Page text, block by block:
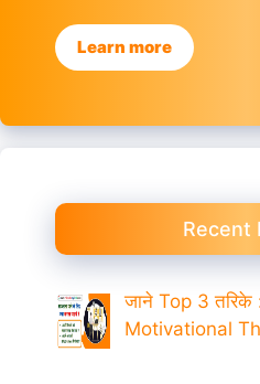
Learn more
Recent
जाने Top 3
Motivational